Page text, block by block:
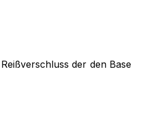
der den Base